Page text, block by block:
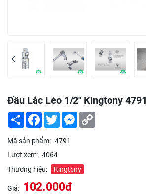
Đầu Lắc Léo 1/2" Kingtony 4791
Share Facebook
TwitterMessenger
Mã sản phẩm: 4791
Lượt xem: 4064
Thương hiệu:
Kingtony
Giá: 102.000đ